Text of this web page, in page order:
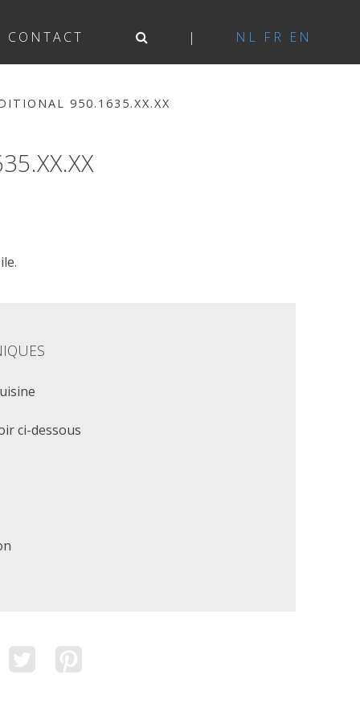
CONTACT NL FR EN
950.1635.XX.XX
ci-dessous